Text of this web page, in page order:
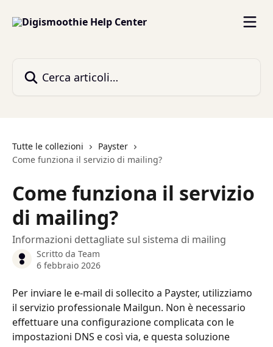
Tutte le collezioni
Payster
Come funziona il servizio di mailing?
Come funziona il servizio
di mailing?
Informazioni dettagliate sul sistema di mailing
Scritto da Team
6 febbraio 2026
Per inviare le e-mail di sollecito a Payster, utilizziamo
il servizio professionale Mailgun. Non è necessario
effettuare una configurazione complicata con le
impostazioni DNS e così via, e questa soluzione